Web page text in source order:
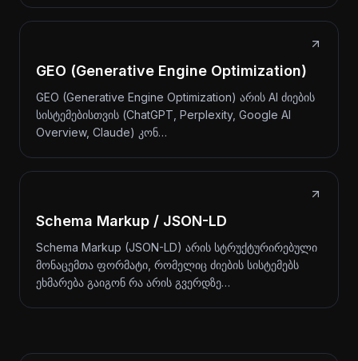
GEO (Generative Engine Optimization)
GEO (Generative Engine Optimization) არის AI ძიების
სისტემებისთვის (ChatGPT, Perplexity, Google AI
Overview, Claude) კონ…
Schema Markup / JSON-LD
Schema Markup (JSON-LD) არის სტრუქტურირებული
მონაცემთა ფორმატი, რომელიც ძიების სისტემებს
ეხმარება გაიგონ რა არის გვერდზე…